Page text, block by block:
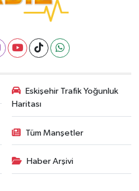
Eskişehir Trafik Yoğunluk
Haritası
Tüm Manşetler
Haber Arşivi